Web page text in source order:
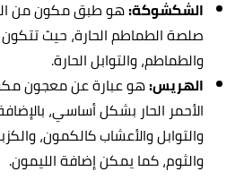
الشكشوكة:هو طبق مكون من
صلصة الطماطم الحارة، حيث
والطماطم، والتوابل الحارة.
الهريس:هو عبارة عن معجون
الأحمر الحار بشكل أساسي،
والتوابل والأعشاب كالكمون،
والثوم، كما يمكن إضافة الليمون.